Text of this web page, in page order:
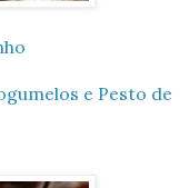
e Pesto de